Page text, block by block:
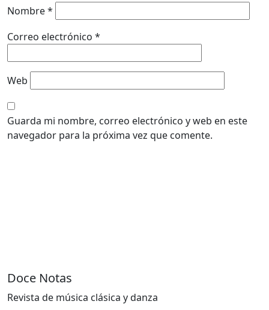
Nombre*
Correo electrónico *
Web
Guarda mi nombre, correo electrónico y web en este
navegador para la próxima vez que comente.
Doce Notas
Revista de música clásica y danza